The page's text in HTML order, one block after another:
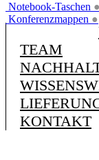
Notebook-Taschen ●
Konferenzmappen ●
TEAM
KONTAKT